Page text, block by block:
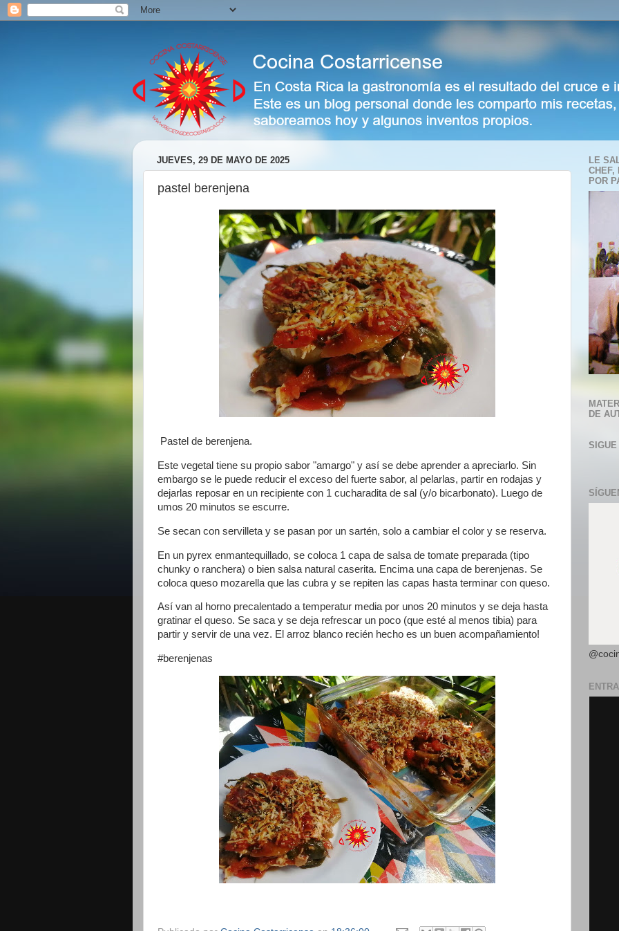
JUEVES, 29 DE MAYO DE 2025
pastel berenjena
Pastel de berenjena.
Este vegetal tiene su propio sabor "amargo" y así se debe aprender a apreciarlo. Sin
embargo se le puede reducir el exceso del fuerte sabor, al pelarlas, partir en rodajas y
dejarlas reposar en un recipiente con 1 cucharadita de sal (y/o bicarbonato). Luego de
umos 20 minutos se escurre.
Se secan con servilleta y se pasan por un sartén, solo a cambiar el color y se reserva.
En un pyrex enmantequillado, se coloca 1 capa de salsa de tomate preparada (tipo
chunky o ranchera) o bien salsa natural caserita. Encima una capa de berenjenas. Se
coloca queso mozarella que las cubra y se repiten las capas hasta terminar con queso.
Así van al horno precalentado a temperatur media por unos 20 minutos y se deja hasta
gratinar el queso. Se saca y se deja refrescar un poco (que esté al menos tibia) para
partir y servir de una vez. El arroz blanco recién hecho es un buen acompañamiento!
#berenjenas
LE
CHEF,
POR
DE